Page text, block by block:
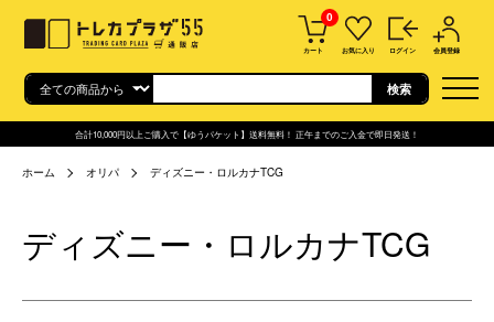
0
カート お気に入り ログイン 会員登録
合計10,000円以上ご購入で【ゆうパケット】送料無料！ 正午までのご入金で即日発送！
ホーム オリパ ディズニー・ロルカナTCG
ディズニー・ロルカナTCG